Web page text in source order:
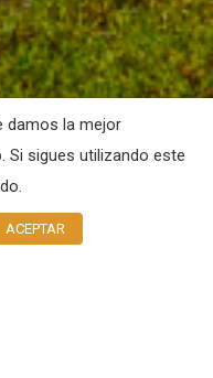
damos la mejor
Si sigues utilizando este
ACEPTAR